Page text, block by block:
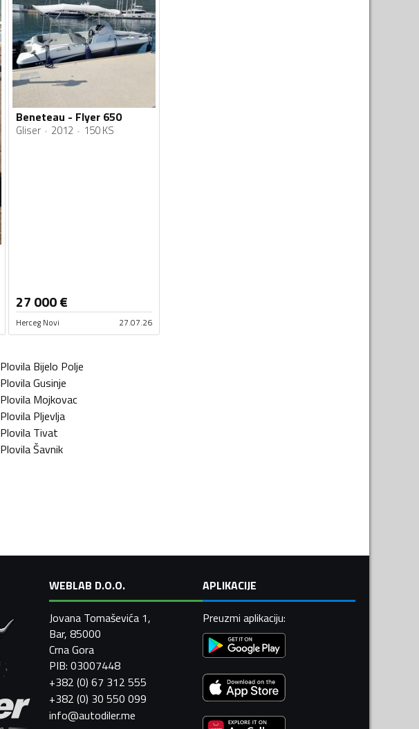
Beneteau - Flyer 650
Gliser 2012 150 KS
27 000€
Herceg Novi 27.07.26
Plovila Bijelo Polje
PlovilaGusinje
Plovila Mojkovac
Plovila Pljevlja
Plovila Tivat
PlovilaŠavnik
WEBLAB D.O.O.
Jovana Tomaševića 1,
Bar, 85000
Crna Gora
PIB: 03007448
+382 (0) 67 312 555
+382 (0) 30 550 099
info@autodiler.me
APLIKACIJE
Preuzmi aplikaciju: